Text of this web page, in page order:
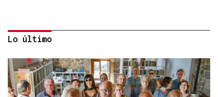
Carlos Risco
Lo último